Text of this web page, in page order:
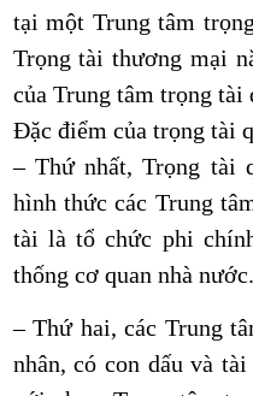
tại một Trung tâm
Trọng tài thương mại
của Trung tâm trọng tài
Đặc điểm của trọng tài
– Thứ nhất, Trọng tài
hình thức các Trung
tài là tổ chức phi
thống cơ quan nhà nước.
– Thứ hai, các Trung
nhân, có con dấu và